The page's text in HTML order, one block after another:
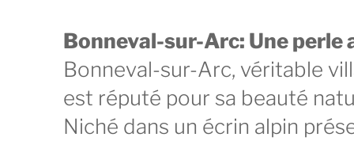
Bonneval-sur-Arc: Une perle
Bonneval-sur-Arc, véritable
est réputé pour sa beauté
Niché dans un écrin alpin